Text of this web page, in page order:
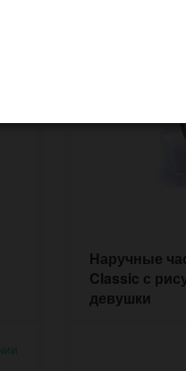
Наручные
Classic с
девушки